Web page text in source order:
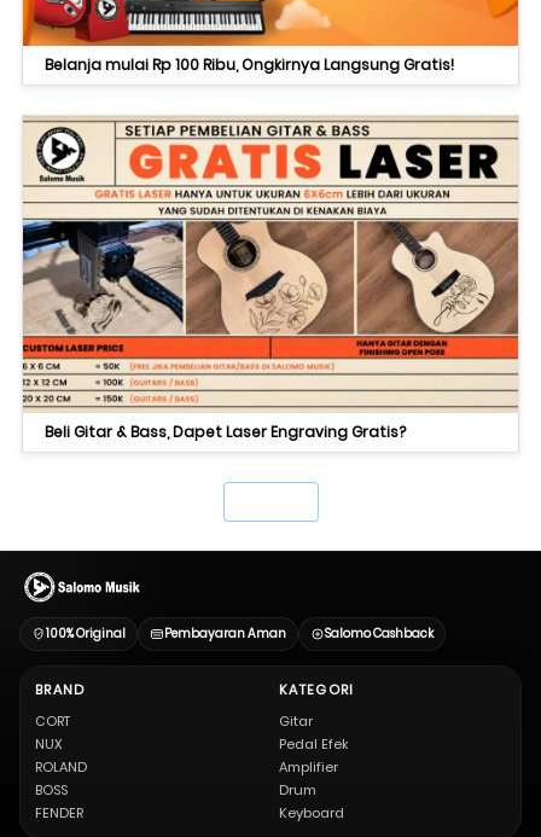
Belanja mulai Rp 100 Ribu, Ongkirnya Langsung Gratis!
Beli Gitar & Bass, Dapet Laser Engraving Gratis?
100% Original Pembayaran Aman Salomo Cashback
BRAND
CORT
NUX
ROLAND
BOSS
FENDER
KATEGORI
Gitar
Pedal Efek
Amplifier
Drum
Keyboard